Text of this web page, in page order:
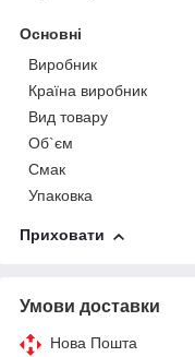
Основні
Виробник
Країна виробник
Вид товару
Об`єм
Смак
Упаковка
Приховати
Умови доставки
Нова Пошта